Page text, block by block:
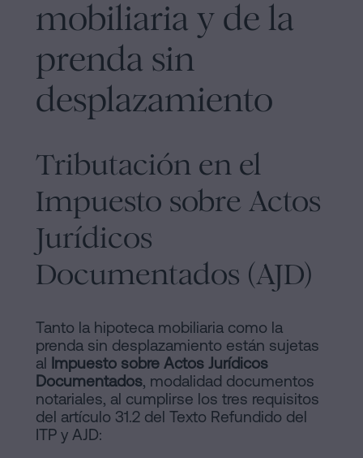
mobiliaria y de la
prenda sin
desplazamiento
Tributación en el
Impuesto sobre Actos
Jurídicos
Documentados (AJD)
Tanto la hipoteca mobiliaria como la
prenda sin desplazamiento están sujetas
al Impuesto sobre Actos Jurídicos
Documentados, modalidad documentos
notariales, al cumplirse los tres requisitos
del artículo 31.2 del Texto Refundido del
ITP y AJD: